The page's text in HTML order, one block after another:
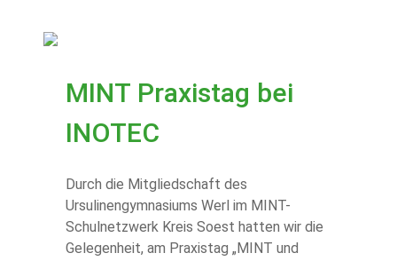
MINT Praxistag bei
INOTEC
Durch die Mitgliedschaft des
Ursulinengymnasiums Werl im MINT-
Schulnetzwerk Kreis Soest hatten wir die
Gelegenheit, am Praxistag „MINT und